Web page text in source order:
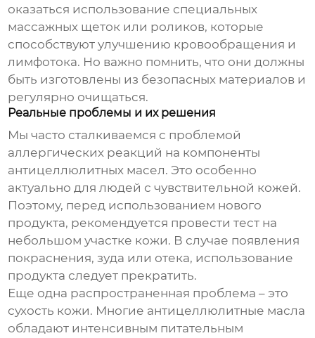
оказаться использование специальных
массажных щеток или роликов, которые
способствуют улучшению кровообращения и
лимфотока. Но важно помнить, что они должны
быть изготовлены из безопасных материалов и
регулярно очищаться.
Реальные проблемы и их решения
Мы часто сталкиваемся с проблемой
аллергических реакций на компоненты
антицеллюлитных масел. Это особенно
актуально для людей с чувствительной кожей.
Поэтому, перед использованием нового
продукта, рекомендуется провести тест на
небольшом участке кожи. В случае появления
покраснения, зуда или отека, использование
продукта следует прекратить.
Еще одна распространенная проблема – это
сухость кожи. Многие антицеллюлитные масла
обладают интенсивным питательным